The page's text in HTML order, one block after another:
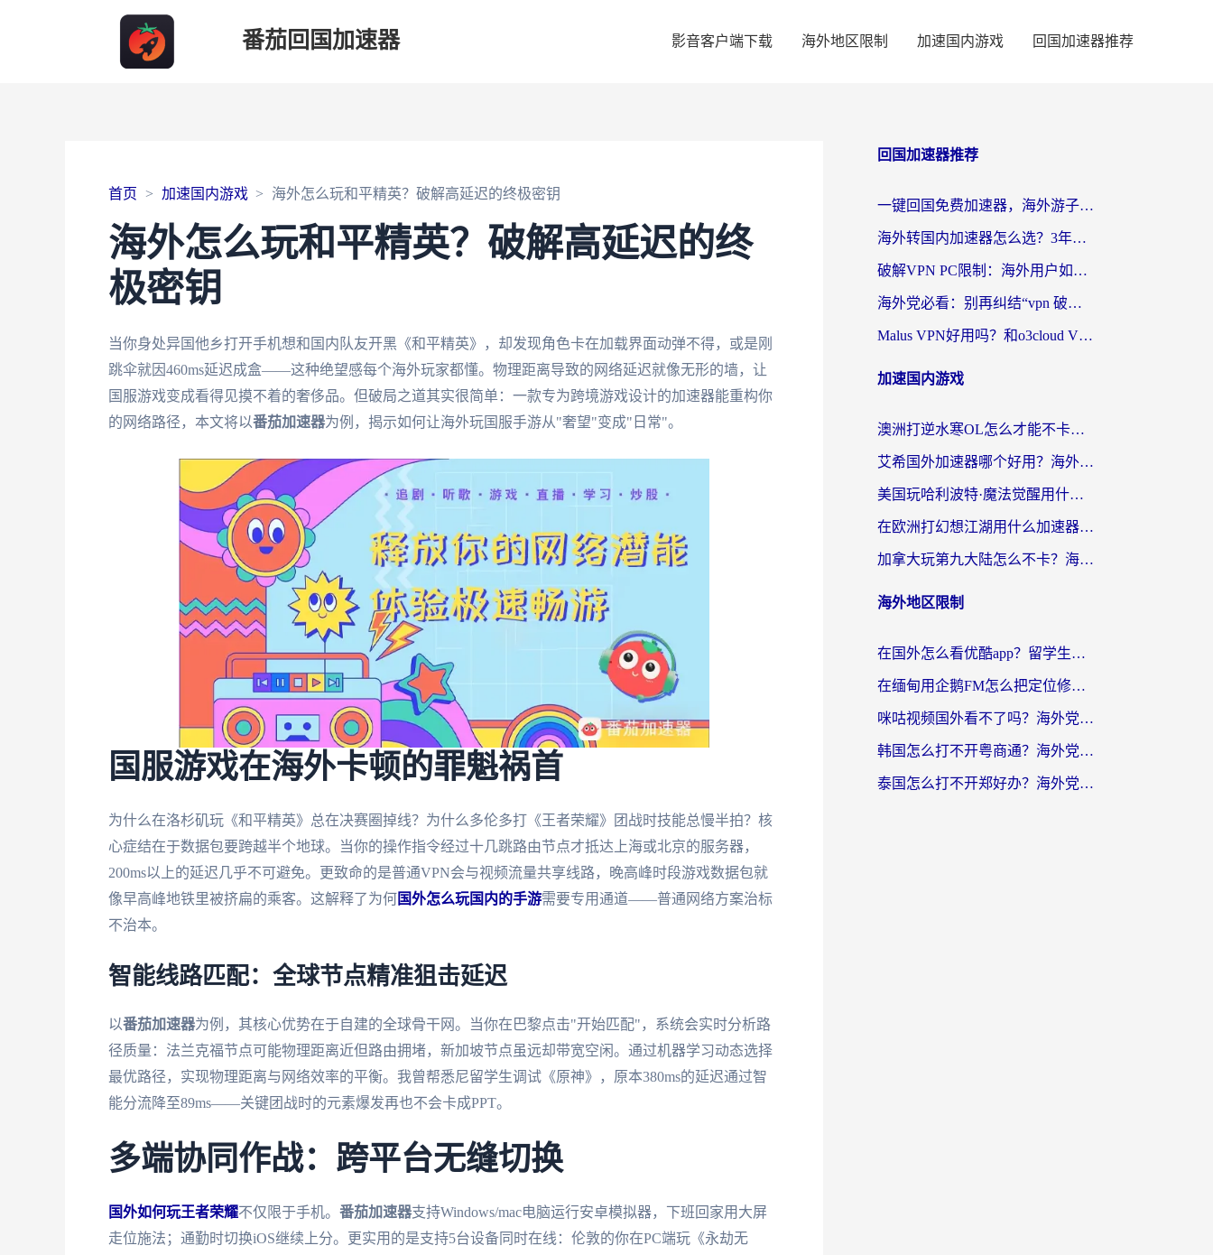
番茄回国加速器 影音客户端下载 海外地区限制 加速国内游戏 回国加速器推荐
首页 加速国内游戏 海外怎么玩和平精英？破解高延迟的终极密钥
海外怎么玩和平精英？破解高延迟的终
极密钥
当你身处异国他乡打开手机想和国内队友开黑《和平精英》，却发现角色卡在加载界面动弹不得，或是刚
跳伞就因460ms延迟成盒——这种绝望感每个海外玩家都懂。物理距离导致的网络延迟就像无形的墙，让
国服游戏变成看得见摸不着的奢侈品。但破局之道其实很简单：一款专为跨境游戏设计的加速器能重构你
的网络路径，本文将以番茄加速器为例，揭示如何让海外玩国服手游从"奢望"变成"日常"。
国服游戏在海外卡顿的罪魁祸首
为什么在洛杉矶玩《和平精英》总在决赛圈掉线？为什么多伦多打《王者荣耀》团战时技能总慢半拍？核
心症结在于数据包要跨越半个地球。当你的操作指令经过十几跳路由节点才抵达上海或北京的服务器，
200ms以上的延迟几乎不可避免。更致命的是普通VPN会与视频流量共享线路，晚高峰时段游戏数据包就
像早高峰地铁里被挤扁的乘客。这解释了为何国外怎么玩国内的手游需要专用通道——普通网络方案治标
不治本。
智能线路匹配：全球节点精准狙击延迟
以番茄加速器为例，其核心优势在于自建的全球骨干网。当你在巴黎点击"开始匹配"，系统会实时分析路
径质量：法兰克福节点可能物理距离近但路由拥堵，新加坡节点虽远却带宽空闲。通过机器学习动态选择
最优路径，实现物理距离与网络效率的平衡。我曾帮悉尼留学生调试《原神》，原本380ms的延迟通过智
能分流降至89ms——关键团战时的元素爆发再也不会卡成PPT。
多端协同作战：跨平台无缝切换
国外如何玩王者荣耀不仅限于手机。 番茄加速器支持Windows/mac电脑运行安卓模拟器，下班回家用大屏
走位施法；通勤时切换iOS继续上分。更实用的是支持5台设备同时在线：伦敦的你在PC端玩《永劫无
回国加速器推荐
一键回国免费加速器，海外游子的数字归乡路
海外转国内加速器怎么选？3年海外党亲测指南，无缝刷剧玩游戏不再难
破解VPN PC限制：海外用户如何选择回国加速器实现无缝访问国内资源
海外党必看：别再纠结“vpn 破解”，这样选回国加速器才能真正无缝访问国内资源
Malus VPN好用吗？和o3cloud VPN对比哪个回国效果更好？
加速国内游戏
澳洲打逆水寒OL怎么才能不卡？海外玩家国服游戏加速终极指南（附梦幻模拟战地铁跑酷解决办法）
艾希国外加速器哪个好用？海外玩家国服游戏畅玩终极指南（附欧洲玩鸣潮街头篮球实测）
美国玩哈利波特·魔法觉醒用什么加速器？告别延迟的终极指南（含免费QQ炫舞方案+印尼妄想山海秘籍）
在欧洲打幻想江湖用什么加速器好？海外玩家国服游戏畅玩指南
加拿大玩第九大陆怎么不卡？海外玩家国服游戏加速全攻略（附足球世界萤火突击实测）
海外地区限制
在国外怎么看优酷app？留学生海外华人必看的无限制追剧指南
在缅甸用企鹅FM怎么把定位修改到中国国内？海外党解决地域限制的实用指南
咪咕视频国外看不了吗？海外党亲测有效的回国加速解决方案
韩国怎么打不开粤商通？海外党必看的回国加速器选择指南（附加拿大农行俄罗斯有缘网解决方案）
泰国怎么打不开郑好办？海外党回国服务+影音追剧全搞定的实用指南